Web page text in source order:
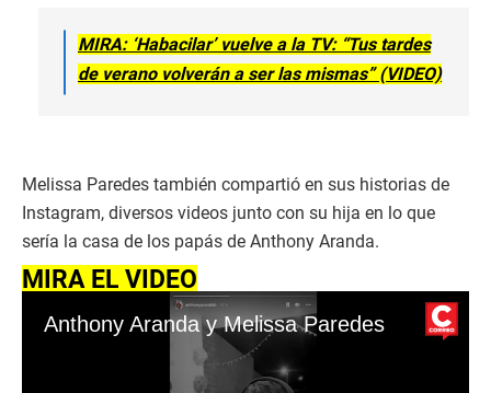
MIRA: ‘Habacilar’ vuelve a la TV: “Tus tardes
de verano volverán a ser las mismas” (VIDEO)
Melissa Paredes también compartió en sus historias de
Instagram, diversos videos junto con su hija en lo que
sería la casa de los papás de Anthony Aranda.
MIRA EL VIDEO
Anthony Aranda y Melissa Paredes